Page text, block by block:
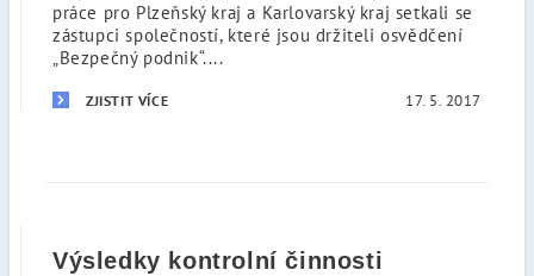
práce pro Plzeňský kraj a Karlovarský kraj setkali se
zástupci společností, které jsou držiteli osvědčení
„Bezpečný podnik“....
ZJISTIT VÍCE 17. 5. 2017
Výsledky kontrolní činnosti